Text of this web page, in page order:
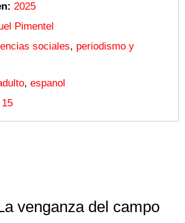
2025
Pimentel
sociales, periodismo y
, espanol
15
venganza del campo